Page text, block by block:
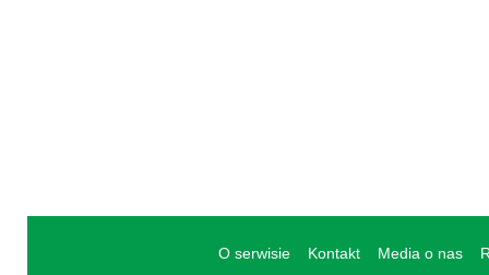
O serwisie Kontakt Media o nas